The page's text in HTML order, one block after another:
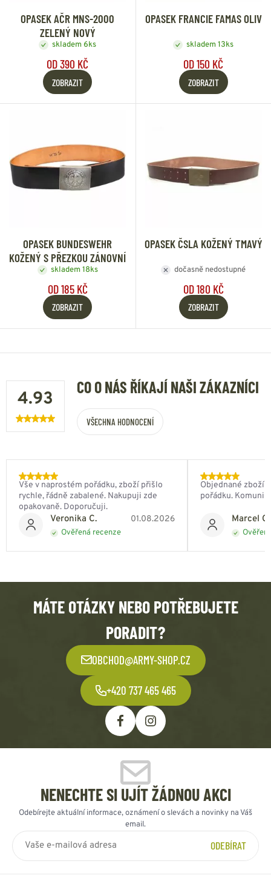
OPASEK AČR MNS-2000
ZELENÝ NOVÝ
skladem 6ks
OD 390 KČ
ZOBRAZIT
OPASEK FRANCIE FAMAS OLIV
skladem 13ks
OD 150 KČ
ZOBRAZIT
OPASEK BUNDESWEHR
KOŽENÝ S PŘEZKOU ZÁNOVNÍ
skladem 18ks
OD 185 KČ
ZOBRAZIT
OPASEK ČSLA KOŽENÝ TMAVÝ
dočasně nedostupné
OD 180 KČ
ZOBRAZIT
4.93
CO O NÁS ŘÍKAJÍ NAŠI ZÁKAZNÍCI
VŠECHNA HODNOCENÍ
Veronika C. 01.08.2026
Ověřená recenze
Vše v naprostém pořádku, zboží přišlo
rychle, řádně zabalené. Nakupuji zde
opakovaně. Doporučuji.
Marcel
Objednané zboží
pořádku.
MÁTE OTÁZKY NEBO POTŘEBUJETE
PORADIT?
OBCHOD@ARMY-SHOP.CZ
+420 737 465 465
NENECHTE SI UJÍT ŽÁDNOU AKCI
Odebírejte aktuální informace, oznámení o slevách a novinky na Váš
email.
ODEBÍRAT